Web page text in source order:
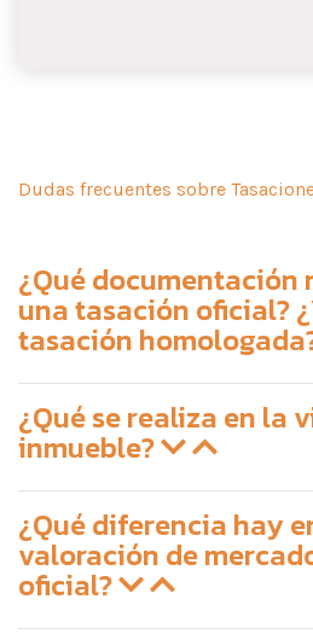
Dudas frecuentes sobre
¿Qué documentación
una tasación oficial?
tasación
¿Qué se realiza en la
inmueble?
¿Qué diferencia hay
valoración de
oficial?